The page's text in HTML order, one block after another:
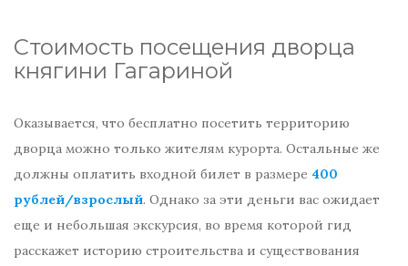
Стоимость посещения дворца
княгини Гагариной
Оказывается, что бесплатно посетить территорию
дворца можно только жителям курорта. Остальные же
должны оплатить входной билет в размере 400
рублей/взрослый. Однако за эти деньги вас ожидает
еще и небольшая экскурсия, во время которой гид
расскажет историю строительства и существования